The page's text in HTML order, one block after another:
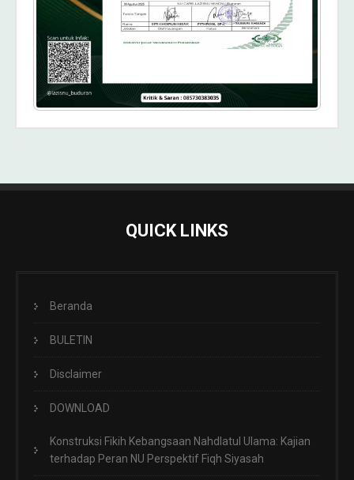
QUICK LINKS
Beranda
BULETIN
Disclaimer
DOWNLOAD
Konstruksi Fikih Kebangsaan Nahdlatul Ulama: Kajian
terhadap Peran NU Perspektif Fiqh Siyasah